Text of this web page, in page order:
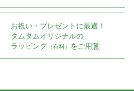
お祝い・プレゼントに最適！
タムタムオリジナルの
ラッピング （有料） をご用意